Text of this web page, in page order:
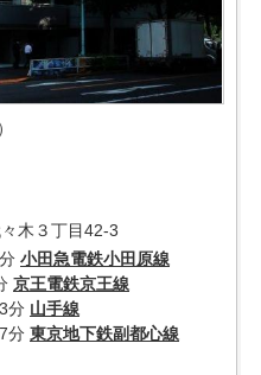
木３丁目42-3
小田急電鉄小田原線
京王電鉄京王線
分 山手線
分 東京地下鉄副都心線